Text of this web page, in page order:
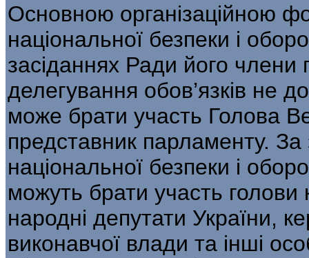
Основною організаційною
національної безпеки і
засіданнях Ради його члени
делегування обов’язків не
може брати участь Голова
представник парламенту.
національної безпеки і
можуть брати участь голови
народні депутати України,
виконавчої влади та інші